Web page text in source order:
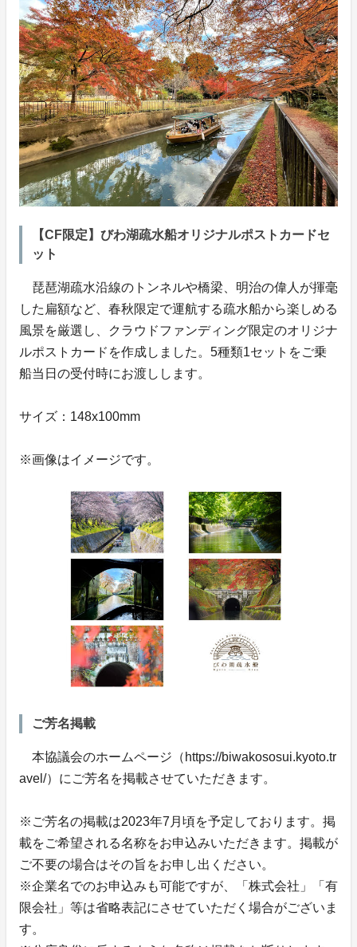
【CF限定】びわ湖疏水船オリジナルポストカードセ
ット
琵琶湖疏水沿線のトンネルや橋梁、明治の偉人が揮毫
した扁額など、春秋限定で運航する疏水船から楽しめる
風景を厳選し、クラウドファンディング限定のオリジナ
ルポストカードを作成しました。5種類1セットをご乗
船当日の受付時にお渡しします。
サイズ：148x100mm
※画像はイメージです。
ご芳名掲載
本協議会のホームページ（https://biwakososui.kyoto.tr
avel/）にご芳名を掲載させていただきます。
※ご芳名の掲載は2023年7月頃を予定しております。掲
載をご希望される名称をお申込みいただきます。掲載が
ご不要の場合はその旨をお申し出ください。
※企業名でのお申込みも可能ですが、「株式会社」「有
限会社」等は省略表記にさせていただく場合がございま
す。